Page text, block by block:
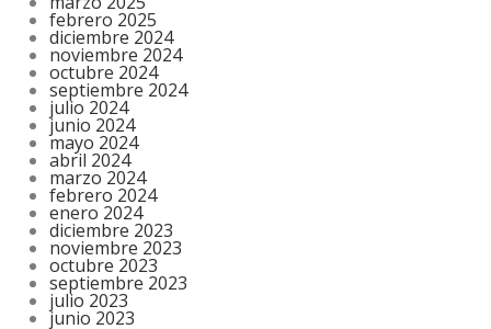
febrero 2025
diciembre 2024
noviembre 2024
octubre 2024
septiembre 2024
julio 2024
junio 2024
mayo 2024
abril 2024
marzo 2024
febrero 2024
enero 2024
diciembre 2023
noviembre 2023
octubre 2023
septiembre 2023
julio 2023
junio 2023